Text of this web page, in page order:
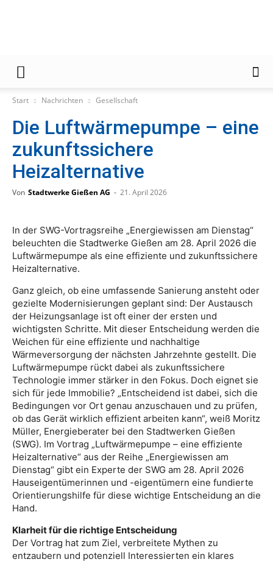
Start Nachrichten Gesellschaft
Die Luftwärmepumpe – eine
zukunftssichere
Heizalternative
Von Stadtwerke Gießen AG - 21. April 2026
In der SWG-Vortragsreihe „Energiewissen am Dienstag“
beleuchten die Stadtwerke Gießen am 28. April 2026 die
Luftwärmepumpe als eine effiziente und zukunftssichere
Heizalternative.
Ganz gleich, ob eine umfassende Sanierung ansteht oder
gezielte Modernisierungen geplant sind: Der Austausch
der Heizungsanlage ist oft einer der ersten und
wichtigsten Schritte. Mit dieser Entscheidung werden die
Weichen für eine effiziente und nachhaltige
Wärmeversorgung der nächsten Jahrzehnte gestellt. Die
Luftwärmepumpe rückt dabei als zukunftssichere
Technologie immer stärker in den Fokus. Doch eignet sie
sich für jede Immobilie? „Entscheidend ist dabei, sich die
Bedingungen vor Ort genau anzuschauen und zu prüfen,
ob das Gerät wirklich effizient arbeiten kann“, weiß Moritz
Müller, Energieberater bei den Stadtwerken Gießen
(SWG). Im Vortrag „Luftwärmepumpe – eine effiziente
Heizalternative“ aus der Reihe „Energiewissen am
Dienstag“ gibt ein Experte der SWG am 28. April 2026
Hauseigentümerinnen und -eigentümern eine fundierte
Orientierungshilfe für diese wichtige Entscheidung an die
Hand.
Klarheit für die richtige Entscheidung
Der Vortrag hat zum Ziel, verbreitete Mythen zu
entzaubern und potenziell Interessierten ein klares